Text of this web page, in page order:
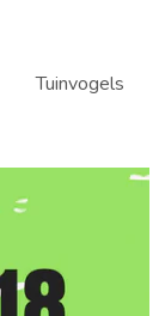
Tuinvogels